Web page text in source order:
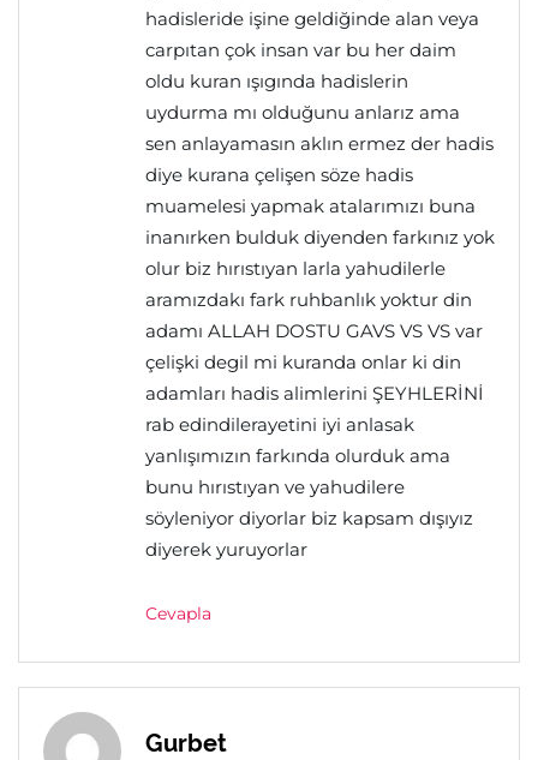
hadisleride işine geldiğinde alan veya
carpıtan çok insan var bu her daim
oldu kuran ışıgında hadislerin
uydurma mı olduğunu anlarız ama
sen anlayamasın aklın ermez der hadis
diye kurana çelişen söze hadis
muamelesi yapmak atalarımızı buna
inanırken bulduk diyenden farkınız yok
olur biz hırıstıyan larla yahudilerle
aramızdakı fark ruhbanlık yoktur din
adamı ALLAH DOSTU GAVS VS VS var
çelişki degil mi kuranda onlar ki din
adamları hadis alimlerini ŞEYHLERİNİ
rab edindilerayetini iyi anlasak
yanlışımızın farkında olurduk ama
bunu hırıstıyan ve yahudilere
söyleniyor diyorlar biz kapsam dışıyız
diyerek yuruyorlar
Cevapla
Gurbet